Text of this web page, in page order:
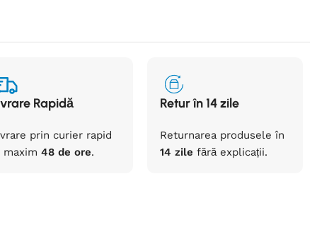
Rapidă
prin curier rapid
maxim 48 de ore.
Retur în 14 zile
Returnarea produseleîn
14 zile fără explicații.